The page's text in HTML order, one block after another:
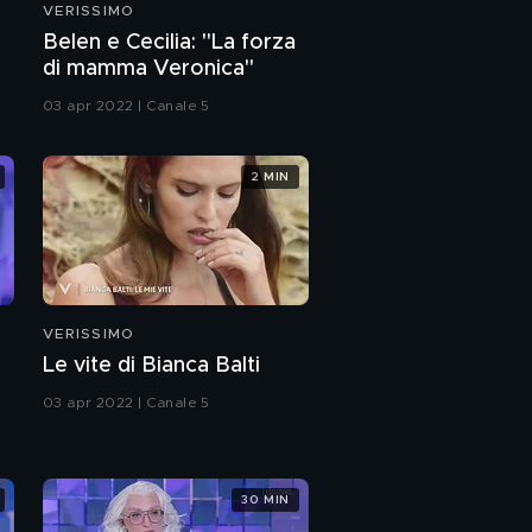
Alvise Rigo e l'amore
Roberta Floris:
l'intervista integrale
I 30 anni del Tg5
Susanna Galeazzi
passione per il
giornalismo
VERISSIMO
Belen e Cecilia: "La forza
di mamma Veronica"
03 apr 2022 | Canale 5
VERISSIMO
Le vite di Bianca Balti
03 apr 2022 | Canale 5
2 MIN
30 MIN